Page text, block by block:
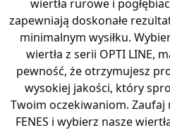
wiertła rurowe i
zapewniają doskonałe
minimalnym wysiłku.
wiertła z serii OPTI LINE,
pewność, że otrzymujesz
wysokiej jakości, który
Twoim oczekiwaniom. Zaufaj
FENES i wybierz nasze